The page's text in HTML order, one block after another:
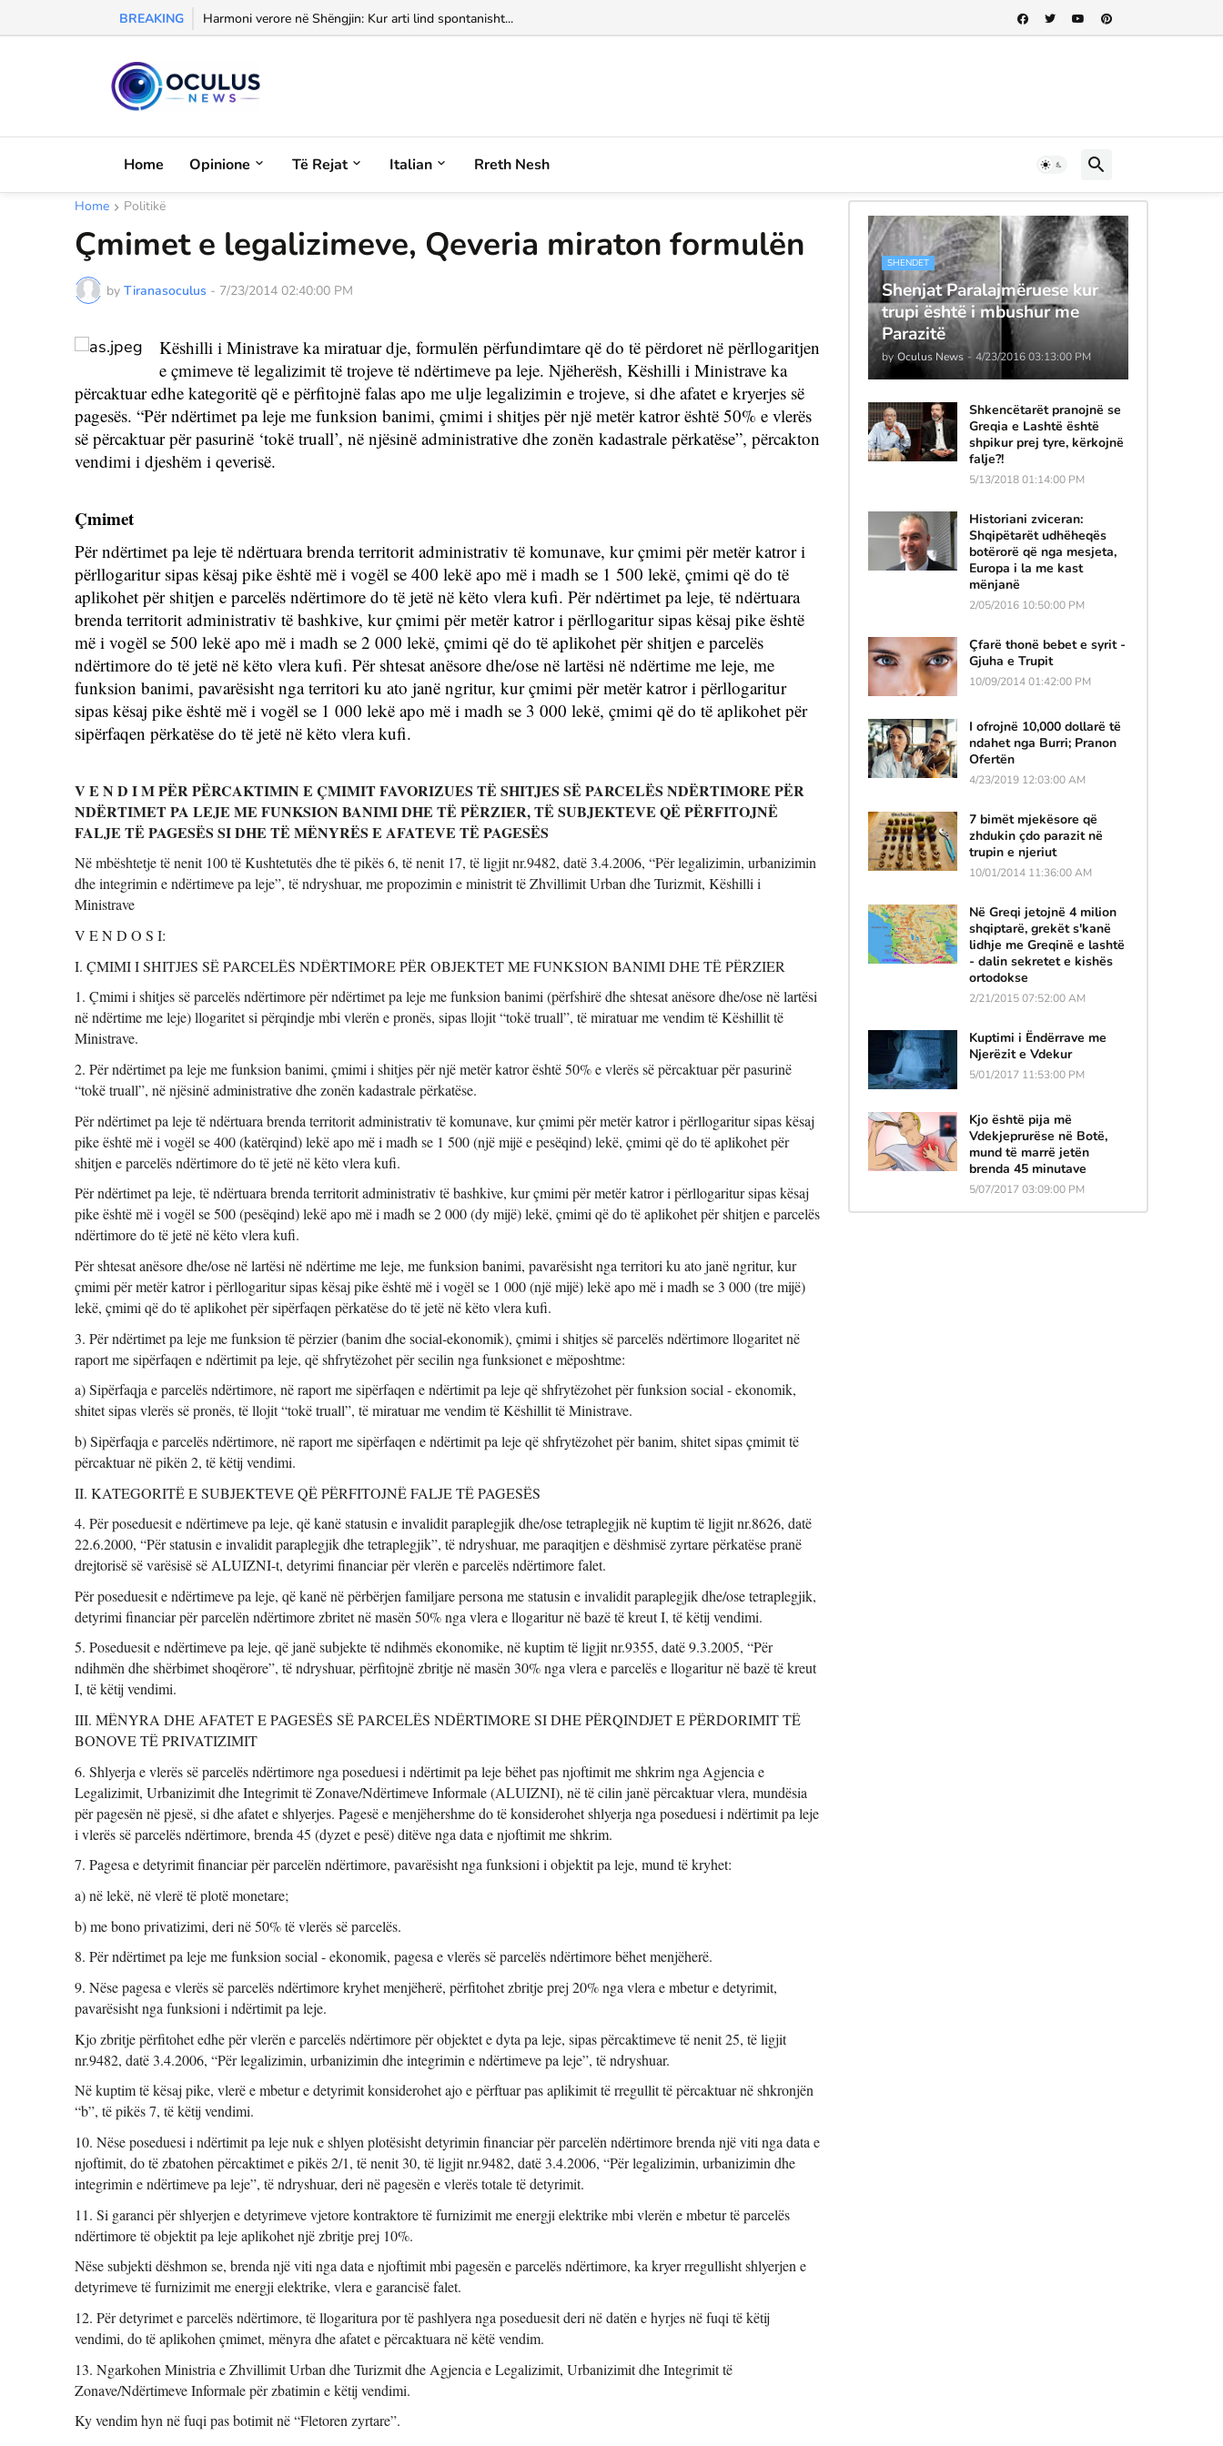
BREAKING Morali, frika dhe dashuria...
Home Opinione Të Rejat Italian Rreth Nesh
Home Politikë
Çmimet e legalizimeve, Qeveria miraton formulën
by Tiranasoculus - 7/23/2014 02:40:00 PM
Këshilli i Ministrave ka miratuar dje, formulën përfundimtare që do të përdoret në përllogaritjen
e çmimeve të legalizimit të trojeve të ndërtimeve pa leje. Njëherësh, Këshilli i Ministrave ka
përcaktuar edhe kategoritë që e përfitojnë falas apo me ulje legalizimin e trojeve, si dhe afatet e kryerjes së
pagesës. “Për ndërtimet pa leje me funksion banimi, çmimi i shitjes për një metër katror është 50% e vlerës
së përcaktuar për pasurinë ‘tokë truall’, në njësinë administrative dhe zonën kadastrale përkatëse”, përcakton
vendimi i djeshëm i qeverisë.
Çmimet
Për ndërtimet pa leje të ndërtuara brenda territorit administrativ të komunave, kur çmimi për metër katror i
përllogaritur sipas kësaj pike është më i vogël se 400 lekë apo më i madh se 1 500 lekë, çmimi që do të
aplikohet për shitjen e parcelës ndërtimore do të jetë në këto vlera kufi. Për ndërtimet pa leje, të ndërtuara
brenda territorit administrativ të bashkive, kur çmimi për metër katror i përllogaritur sipas kësaj pike është
më i vogël se 500 lekë apo më i madh se 2 000 lekë, çmimi që do të aplikohet për shitjen e parcelës
ndërtimore do të jetë në këto vlera kufi. Për shtesat anësore dhe/ose në lartësi në ndërtime me leje, me
funksion banimi, pavarësisht nga territori ku ato janë ngritur, kur çmimi për metër katror i përllogaritur
sipas kësaj pike është më i vogël se 1 000 lekë apo më i madh se 3 000 lekë, çmimi që do të aplikohet për
sipërfaqen përkatëse do të jetë në këto vlera kufi.
V E N D I M PËR PËRCAKTIMIN E ÇMIMIT FAVORIZUES TË SHITJES SË PARCELËS NDËRTIMORE PËR
NDËRTIMET PA LEJE ME FUNKSION BANIMI DHE TË PËRZIER, TË SUBJEKTEVE QË PËRFITOJNË
FALJE TË PAGESËS SI DHE TË MËNYRËS E AFATEVE TË PAGESËS
Në mbështetje të nenit 100 të Kushtetutës dhe të pikës 6, të nenit 17, të ligjit nr.9482, datë 3.4.2006, “Për legalizimin, urbanizimin
dhe integrimin e ndërtimeve pa leje”, të ndryshuar, me propozimin e ministrit të Zhvillimit Urban dhe Turizmit, Këshilli i
Ministrave
V E N D O S I:
I. ÇMIMI I SHITJES SË PARCELËS NDËRTIMORE PËR OBJEKTET ME FUNKSION BANIMI DHE TË PËRZIER
1. Çmimi i shitjes së parcelës ndërtimore për ndërtimet pa leje me funksion banimi (përfshirë dhe shtesat anësore dhe/ose në lartësi
në ndërtime me leje) llogaritet si përqindje mbi vlerën e pronës, sipas llojit “tokë truall”, të miratuar me vendim të Këshillit të
Ministrave.
2. Për ndërtimet pa leje me funksion banimi, çmimi i shitjes për një metër katror është 50% e vlerës së përcaktuar për pasurinë
“tokë truall”, në njësinë administrative dhe zonën kadastrale përkatëse.
Për ndërtimet pa leje të ndërtuara brenda territorit administrativ të komunave, kur çmimi për metër katror i përllogaritur sipas kësaj
pike është më i vogël se 400 (katërqind) lekë apo më i madh se 1 500 (një mijë e pesëqind) lekë, çmimi që do të aplikohet për
shitjen e parcelës ndërtimore do të jetë në këto vlera kufi.
Për ndërtimet pa leje, të ndërtuara brenda territorit administrativ të bashkive, kur çmimi për metër katror i përllogaritur sipas kësaj
pike është më i vogël se 500 (pesëqind) lekë apo më i madh se 2 000 (dy mijë) lekë, çmimi që do të aplikohet për shitjen e parcelës
ndërtimore do të jetë në këto vlera kufi.
Për shtesat anësore dhe/ose në lartësi në ndërtime me leje, me funksion banimi, pavarësisht nga territori ku ato janë ngritur, kur
çmimi për metër katror i përllogaritur sipas kësaj pike është më i vogël se 1 000 (një mijë) lekë apo më i madh se 3 000 (tre mijë)
lekë, çmimi që do të aplikohet për sipërfaqen përkatëse do të jetë në këto vlera kufi.
3. Për ndërtimet pa leje me funksion të përzier (banim dhe social-ekonomik), çmimi i shitjes së parcelës ndërtimore llogaritet në
raport me sipërfaqen e ndërtimit pa leje, që shfrytëzohet për secilin nga funksionet e mëposhtme:
a) Sipërfaqja e parcelës ndërtimore, në raport me sipërfaqen e ndërtimit pa leje që shfrytëzohet për funksion social - ekonomik,
shitet sipas vlerës së pronës, të llojit “tokë truall”, të miratuar me vendim të Këshillit të Ministrave.
b) Sipërfaqja e parcelës ndërtimore, në raport me sipërfaqen e ndërtimit pa leje që shfrytëzohet për banim, shitet sipas çmimit të
përcaktuar në pikën 2, të këtij vendimi.
II. KATEGORITË E SUBJEKTEVE QË PËRFITOJNË FALJE TË PAGESËS
4. Për poseduesit e ndërtimeve pa leje, që kanë statusin e invalidit paraplegjik dhe/ose tetraplegjik në kuptim të ligjit nr.8626, datë
22.6.2000, “Për statusin e invalidit paraplegjik dhe tetraplegjik”, të ndryshuar, me paraqitjen e dëshmisë zyrtare përkatëse pranë
drejtorisë së varësisë së ALUIZNI-t, detyrimi financiar për vlerën e parcelës ndërtimore falet.
Për poseduesit e ndërtimeve pa leje, që kanë në përbërjen familjare persona me statusin e invalidit paraplegjik dhe/ose tetraplegjik,
detyrimi financiar për parcelën ndërtimore zbritet në masën 50% nga vlera e llogaritur në bazë të kreut I, të këtij vendimi.
5. Poseduesit e ndërtimeve pa leje, që janë subjekte të ndihmës ekonomike, në kuptim të ligjit nr.9355, datë 9.3.2005, “Për
ndihmën dhe shërbimet shoqërore”, të ndryshuar, përfitojnë zbritje në masën 30% nga vlera e parcelës e llogaritur në bazë të kreut
I, të këtij vendimi.
III. MËNYRA DHE AFATET E PAGESËS SË PARCELËS NDËRTIMORE SI DHE PËRQINDJET E PËRDORIMIT TË
BONOVE TË PRIVATIZIMIT
6. Shlyerja e vlerës së parcelës ndërtimore nga poseduesi i ndërtimit pa leje bëhet pas njoftimit me shkrim nga Agjencia e
Legalizimit, Urbanizimit dhe Integrimit të Zonave/Ndërtimeve Informale (ALUIZNI), në të cilin janë përcaktuar vlera, mundësia
për pagesën në pjesë, si dhe afatet e shlyerjes. Pagesë e menjëhershme do të konsiderohet shlyerja nga poseduesi i ndërtimit pa leje
i vlerës së parcelës ndërtimore, brenda 45 (dyzet e pesë) ditëve nga data e njoftimit me shkrim.
7. Pagesa e detyrimit financiar për parcelën ndërtimore, pavarësisht nga funksioni i objektit pa leje, mund të kryhet:
a) në lekë, në vlerë të plotë monetare;
b) me bono privatizimi, deri në 50% të vlerës së parcelës.
8. Për ndërtimet pa leje me funksion social - ekonomik, pagesa e vlerës së parcelës ndërtimore bëhet menjëherë.
9. Nëse pagesa e vlerës së parcelës ndërtimore kryhet menjëherë, përfitohet zbritje prej 20% nga vlera e mbetur e detyrimit,
pavarësisht nga funksioni i ndërtimit pa leje.
Kjo zbritje përfitohet edhe për vlerën e parcelës ndërtimore për objektet e dyta pa leje, sipas përcaktimeve të nenit 25, të ligjit
nr.9482, datë 3.4.2006, “Për legalizimin, urbanizimin dhe integrimin e ndërtimeve pa leje”, të ndryshuar.
Në kuptim të kësaj pike, vlerë e mbetur e detyrimit konsiderohet ajo e përftuar pas aplikimit të rregullit të përcaktuar në shkronjën
“b”, të pikës 7, të këtij vendimi.
10. Nëse poseduesi i ndërtimit pa leje nuk e shlyen plotësisht detyrimin financiar për parcelën ndërtimore brenda një viti nga data e
njoftimit, do të zbatohen përcaktimet e pikës 2/1, të nenit 30, të ligjit nr.9482, datë 3.4.2006, “Për legalizimin, urbanizimin dhe
integrimin e ndërtimeve pa leje”, të ndryshuar, deri në pagesën e vlerës totale të detyrimit.
11. Si garanci për shlyerjen e detyrimeve vjetore kontraktore të furnizimit me energji elektrike mbi vlerën e mbetur të parcelës
ndërtimore të objektit pa leje aplikohet një zbritje prej 10%.
Nëse subjekti dëshmon se, brenda një viti nga data e njoftimit mbi pagesën e parcelës ndërtimore, ka kryer rregullisht shlyerjen e
detyrimeve të furnizimit me energji elektrike, vlera e garancisë falet.
12. Për detyrimet e parcelës ndërtimore, të llogaritura por të pashlyera nga poseduesit deri në datën e hyrjes në fuqi të këtij
vendimi, do të aplikohen çmimet, mënyra dhe afatet e përcaktuara në këtë vendim.
13. Ngarkohen Ministria e Zhvillimit Urban dhe Turizmit dhe Agjencia e Legalizimit, Urbanizimit dhe Integrimit të
Zonave/Ndërtimeve Informale për zbatimin e këtij vendimi.
Ky vendim hyn në fuqi pas botimit në “Fletoren zyrtare”.
SHENDET
Shenjat Paralajmëruese kur
trupi është i mbushur me
Parazitë
by Oculus News - 4/23/2016 03:13:00 PM
Shkencëtarët pranojnë se
Greqia e Lashtë është
shpikur prej tyre, kërkojnë
falje?!
5/13/2018 01:14:00 PM
Historiani zviceran:
Shqipëtarët udhëheqës
botërorë që nga mesjeta,
Europa i la me kast
mënjanë
2/05/2016 10:50:00 PM
Çfarë thonë bebet e syrit -
Gjuha e Trupit
10/09/2014 01:42:00 PM
I ofrojnë 10,000 dollarë të
ndahet nga Burri; Pranon
Ofertën
4/23/2019 12:03:00 AM
7 bimët mjekësore që
zhdukin çdo parazit në
trupin e njeriut
10/01/2014 11:36:00 AM
Në Greqi jetojnë 4 milion
shqiptarë, grekët s'kanë
lidhje me Greqinë e lashtë
- dalin sekretet e kishës
ortodokse
2/21/2015 07:52:00 AM
Kuptimi i Ëndërrave me
Njerëzit e Vdekur
5/01/2017 11:53:00 PM
Kjo është pija më
Vdekjeprurëse në Botë,
mund të marrë jetën
brenda 45 minutave
5/07/2017 03:09:00 PM